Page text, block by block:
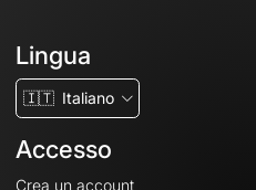
Lingua
🇮🇹 Italiano
Accesso
Crea un account